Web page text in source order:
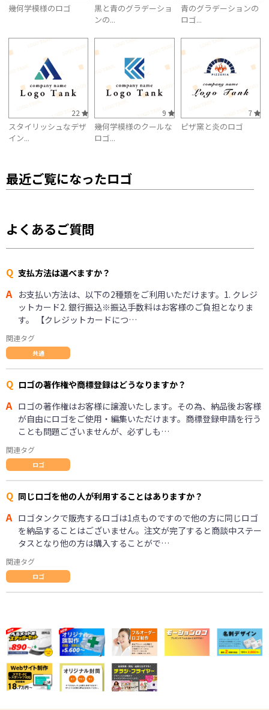
幾何学模様のロゴ
黒と青のグラデーショ
ンの...
青のグラデーションの
ロゴ...
22
スタイリッシュなデザ
イン...
9
幾何学模様のクールな
ロゴ...
7
ピザ窯と炎のロゴ
最近ご覧になったロゴ
よくあるご質問
Q 支払方法は選べますか？
A お支払い方法は、以下の2種類をご利用いただけます。1. クレジ
ットカード2. 銀行振込※振込手数料はお客様のご負担となりま
す。 【クレジットカードにつ…
関連タグ
共通
Q ロゴの著作権や商標登録はどうなりますか？
A ロゴの著作権はお客様に譲渡いたします。その為、納品後お客様
が自由にロゴをご使用・編集いただけます。商標登録申請を行う
ことも問題ございませんが、必ずしも…
関連タグ
ロゴ
Q 同じロゴを他の人が利用することはありますか？
A ロゴタンクで販売するロゴは1点ものですので他の方に同じロゴ
を納品することはございません。注文が完了すると商談中ステー
タスとなり他の方は購入することがで…
関連タグ
ロゴ